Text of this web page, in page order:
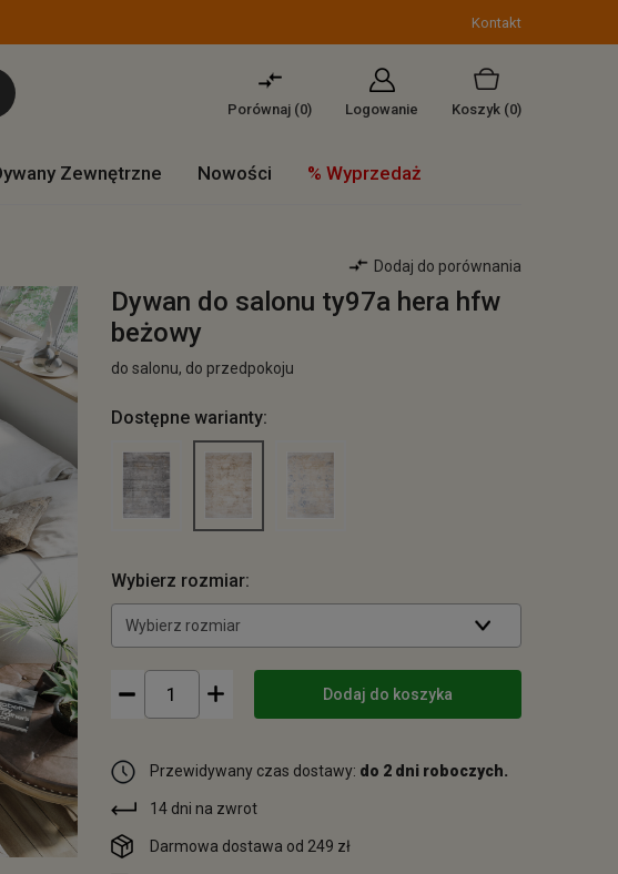
Kontakt
Porównaj (0) Logowanie Koszyk (0)
Zewnętrzne Nowości % Wyprzedaż
Dodaj do porównania
Dywan do salonu ty97a hera hfw
beżowy
do salonu, do przedpokoju
Dostępne warianty:
Wybierz rozmiar:
Wybierz rozmiar
Dodaj do koszyka
Przewidywany czas dostawy: do 2 dni roboczych.
14 dni na zwrot
Darmowa dostawa od 249 zł